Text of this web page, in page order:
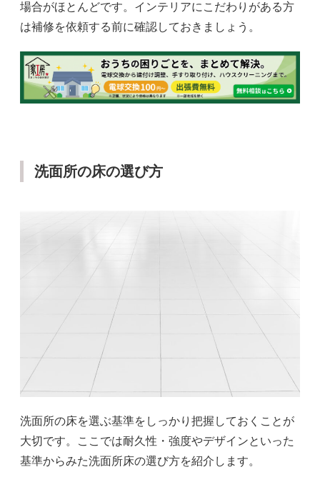
場合がほとんどです。インテリアにこだわりがある方
は補修を依頼する前に確認しておきましょう。
洗面所の床の選び方
洗面所の床を選ぶ基準をしっかり把握しておくことが
大切です。ここでは耐久性・強度やデザインといった
基準からみた洗面所床の選び方を紹介します。